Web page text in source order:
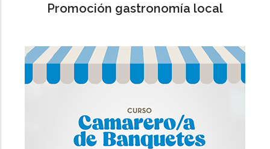
Promoción gastronomía local